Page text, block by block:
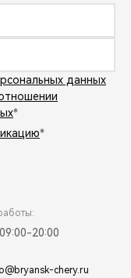
данных
*
*
20:00
chery.ru